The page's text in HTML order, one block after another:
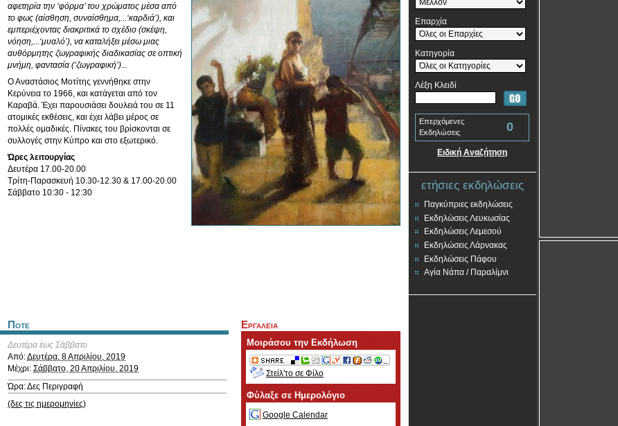
αφετηρία την ‘φόρμα’ του χρώματος μέσα από
το φως (αίσθηση, συναίσθημα,...‘καρδιά’), και
εμπεριέχοντας διακριτικά το σχέδιο (σκέψη,
νόηση,...‘μυαλό’), να καταλήξει μέσω μιας
αυθόρμητης ζωγραφικής διαδικασίας σε οπτική
μνήμη, φαντασία (‘ζωγραφική’)...
Ο Αναστάσιος Μοτίτης γεννήθηκε στην
Κερύνεια το 1966, και κατάγεται από τον
Καραβά. Έχει παρουσιάσει δουλειά του σε 11
ατομικές εκθέσεις, και έχει λάβει μέρος σε
πολλές ομαδικές. Πίνακες του βρίσκονται σε
συλλογές στην Κύπρο και στο εξωτερικό.
Ώρες λειτουργίας
Δευτέρα 17.00-20.00
Τρίτη-Παρασκευή 10.30-12.30 & 17.00-20.00
Σάββατο 10:30 - 12:30
Ποτε
Δευτέρα έως Σάββατο
Από:Δευτέρα, 8 Απριλίου, 2019
Μέχρι: Σάββατο, 20 Απριλίου, 2019
Ώρα: Δες Περιγραφή
(δες τις ημερομηνίες)
Εργαλεια
Μοιράσου την Εκδήλωση
Στείλ'το σε Φίλο
Φύλαξε σε Ημερολόγιο
Google Calendar
Επαρχία
Κατηγορία
Λέξη Κλειδί
Επερχόμενες
Εκδηλώσεις
0
Ειδική Αναζήτηση
ετήσιες εκδηλώσεις
Παγκύπριες εκδηλώσεις
Εκδηλώσεις Λευκωσίας
Εκδηλώσεις Λεμεσού
Εκδηλώσεις Λάρνακας
Εκδηλώσεις Πάφου
Αγία Νάπα / Παραλίμνι